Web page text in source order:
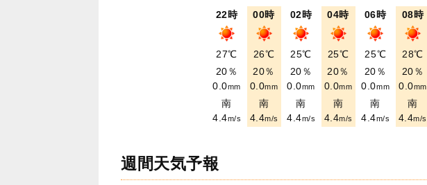
22時
27℃
20％
0.0mm
南
4.4m/s
00時
26℃
20％
0.0mm
南
4.4m/s
02時
25℃
20％
0.0mm
南
4.4m/s
04時
25℃
20％
0.0mm
南
4.4m/s
06時
25℃
20％
0.0mm
南
4.4m/s
08時
28℃
20％
0.0mm
南
4.4m/s
週間天気予報